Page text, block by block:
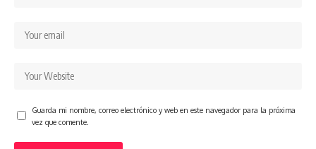
Guarda mi nombre, correo electrónico y web en este navegador para la próxima
vez que comente.